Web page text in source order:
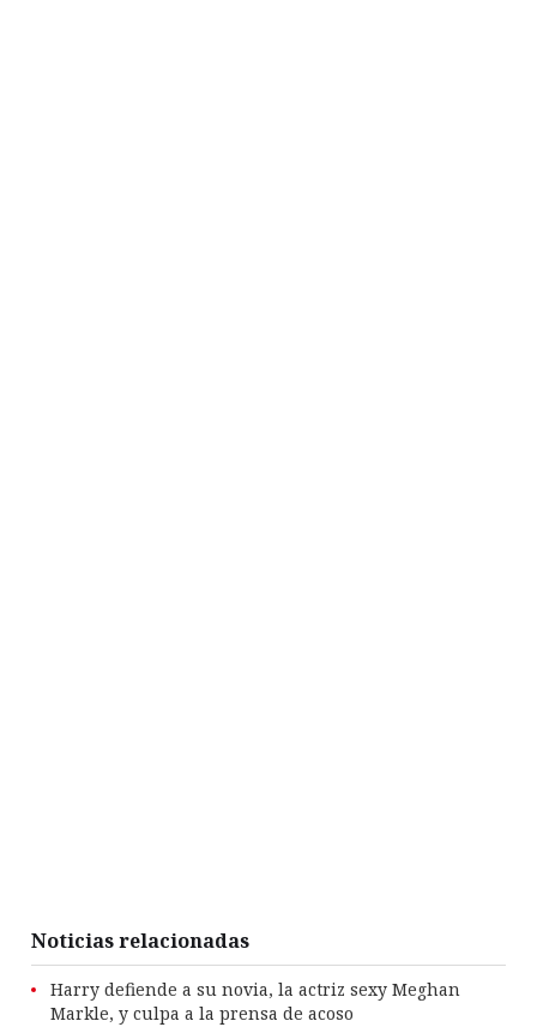
Noticias relacionadas
Harry defiende a su novia, la actriz sexy Meghan
Markle, y culpa a la prensa de acoso